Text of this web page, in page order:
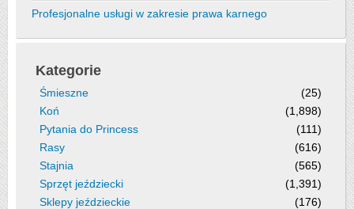
Profesjonalne usługi w zakresie prawa karnego
Kategorie
Śmieszne
(25)
Koń
(1,898)
Pytania do Princess
(111)
Rasy
(616)
Stajnia
(565)
Sprzęt jeździecki
(1,391)
Sklepy jeździeckie
(176)